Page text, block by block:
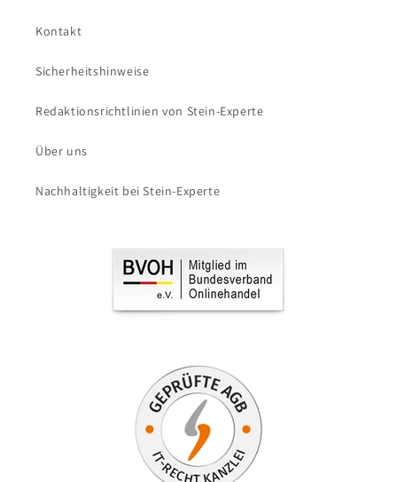
Kontakt
Sicherheitshinweise
Redaktionsrichtlinien von Stein-Experte
Über uns
Nachhaltigkeit bei Stein-Experte